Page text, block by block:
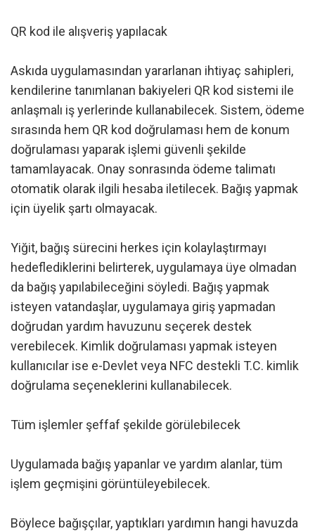
QR kod ile alışveriş yapılacak
Askıda uygulamasından yararlanan ihtiyaç sahipleri,
kendilerine tanımlanan bakiyeleri QR kod sistemi ile
anlaşmalı iş yerlerinde kullanabilecek. Sistem, ödeme
sırasında hem QR kod doğrulaması hem de konum
doğrulaması yaparak işlemi güvenli şekilde
tamamlayacak. Onay sonrasında ödeme talimatı
otomatik olarak ilgili hesaba iletilecek. Bağış yapmak
için üyelik şartı olmayacak.
Yiğit, bağış sürecini herkes için kolaylaştırmayı
hedeflediklerini belirterek, uygulamaya üye olmadan
da bağış yapılabileceğini söyledi. Bağış yapmak
isteyen vatandaşlar, uygulamaya giriş yapmadan
doğrudan yardım havuzunu seçerek destek
verebilecek. Kimlik doğrulaması yapmak isteyen
kullanıcılar ise e-Devlet veya NFC destekli T.C. kimlik
doğrulama seçeneklerini kullanabilecek.
Tüm işlemler şeffaf şekilde görülebilecek
Uygulamada bağış yapanlar ve yardım alanlar, tüm
işlem geçmişini görüntüleyebilecek.
Böylece bağışçılar, yaptıkları yardımın hangi havuzda